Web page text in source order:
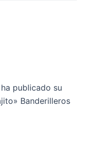
publicado su
Banderilleros